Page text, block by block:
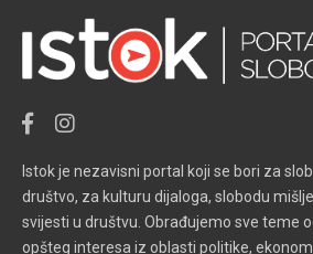
Istok je nezavisni portal koji se bori za
društvo, za kulturu dijaloga, slobodu
svijesti u društvu. Obrađujemo sve teme
opšteg interesa iz oblasti politike,